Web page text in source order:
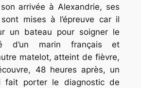
arrivée à Alexandrie, ses
mises à l’épreuve car il
un bateau pour soigner le
d’un marin français et
matelot, atteint de fièvre,
48 heures après, un
fait porter le diagnostic de